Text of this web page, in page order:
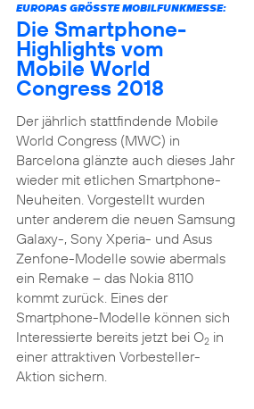
EUROPAS GRÖSSTE MOBILFUNKMESSE:
Die Smartphone-
Highlights vom
Mobile World
Congress 2018
Der jährlich stattfindende Mobile
World Congress (MWC) in
Barcelona glänzte auch dieses Jahr
wieder mit etlichen Smartphone-
Neuheiten. Vorgestellt wurden
unter anderem die neuen Samsung
Galaxy-, Sony Xperia- und Asus
Zenfone-Modelle sowie abermals
ein Remake – das Nokia 8110
kommt zurück. Eines der
Smartphone-Modelle können sich
Interessierte bereits jetzt bei O2in
einer attraktiven Vorbesteller-
Aktion sichern.